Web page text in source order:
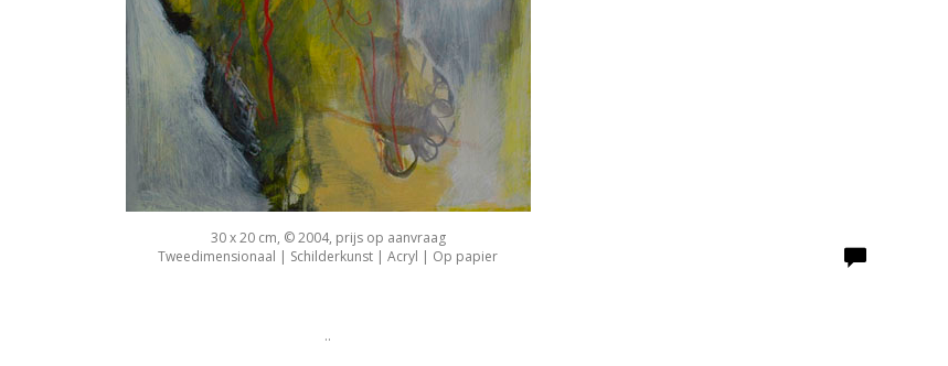
30 x 20 cm, © 2004, prijs op aanvraag
Tweedimensionaal | Schilderkunst | Acryl | Op papier
..